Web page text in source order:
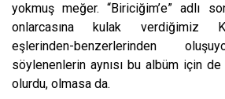
yokmuş meğer. “Biriciğim’e” adlı
onlarcasına kulak verdiğimiz
eşlerinden-benzerlerinden
söylenenlerin aynısı bu albüm için
olurdu, olmasa da.